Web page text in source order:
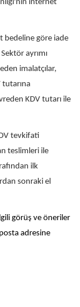
internet
bedeline göre iade
ayrımı
imalatçılar,
tutarına
KDV tutarı ile
tevkifati
teslimleri ile
ilk
sonraki el
görüş ve öneriler
posta adresine